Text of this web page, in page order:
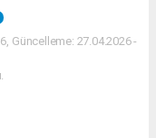
Güncelleme: 27.04.2026 -